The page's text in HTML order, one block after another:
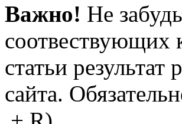
Важно! Не
соотвествующих
статьи
сайта.